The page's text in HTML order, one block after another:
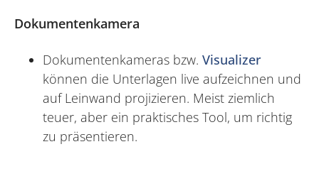
Dokumentenkamera
Dokumentenkameras bzw. Visualizer
können die Unterlagen live aufzeichnen und
auf Leinwand projizieren. Meist ziemlich
teuer, aber ein praktisches Tool, um richtig
zu präsentieren.